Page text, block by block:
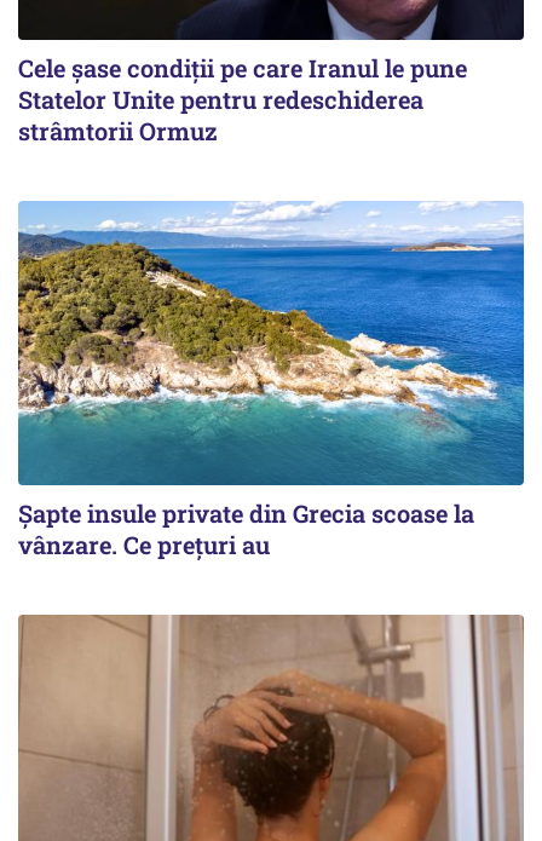
Cele șase condiții pe care Iranul le pune
Statelor Unite pentru redeschiderea
strâmtorii Ormuz
Șapte insule private din Grecia scoase la
vânzare. Ce prețuri au